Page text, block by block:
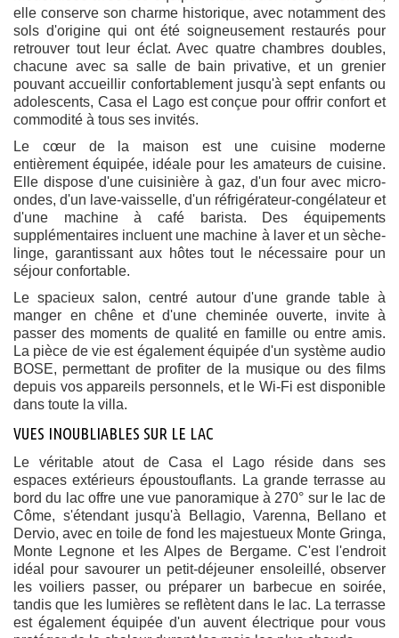
elle conserve son charme historique, avec notamment des
sols d'origine qui ont été soigneusement restaurés pour
retrouver tout leur éclat. Avec quatre chambres doubles,
chacune avec sa salle de bain privative, et un grenier
pouvant accueillir confortablement jusqu'à sept enfants ou
adolescents, Casa el Lago est conçue pour offrir confort et
commodité à tous ses invités.
Le cœur de la maison est une cuisine moderne
entièrement équipée, idéale pour les amateurs de cuisine.
Elle dispose d'une cuisinière à gaz, d'un four avec micro-
ondes, d'un lave-vaisselle, d'un réfrigérateur-congélateur et
d'une machine à café barista. Des équipements
supplémentaires incluent une machine à laver et un sèche-
linge, garantissant aux hôtes tout le nécessaire pour un
séjour confortable.
Le spacieux salon, centré autour d'une grande table à
manger en chêne et d'une cheminée ouverte, invite à
passer des moments de qualité en famille ou entre amis.
La pièce de vie est également équipée d'un système audio
BOSE, permettant de profiter de la musique ou des films
depuis vos appareils personnels, et le Wi-Fi est disponible
dans toute la villa.
VUES INOUBLIABLES SUR LE LAC
Le véritable atout de Casa el Lago réside dans ses
espaces extérieurs époustouflants. La grande terrasse au
bord du lac offre une vue panoramique à 270° sur le lac de
Côme, s'étendant jusqu'à Bellagio, Varenna, Bellano et
Dervio, avec en toile de fond les majestueux Monte Gringa,
Monte Legnone et les Alpes de Bergame. C'est l'endroit
idéal pour savourer un petit-déjeuner ensoleillé, observer
les voiliers passer, ou préparer un barbecue en soirée,
tandis que les lumières se reflètent dans le lac. La terrasse
est également équipée d'un auvent électrique pour vous